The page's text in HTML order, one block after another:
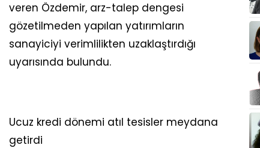
veren Özdemir, arz-talep dengesi
gözetilmeden yapılan yatırımların
sanayiciyi verimlilikten uzaklaştırdığı
uyarısında bulundu.
Ucuz kredi dönemi atıl tesisler meydana
getirdi